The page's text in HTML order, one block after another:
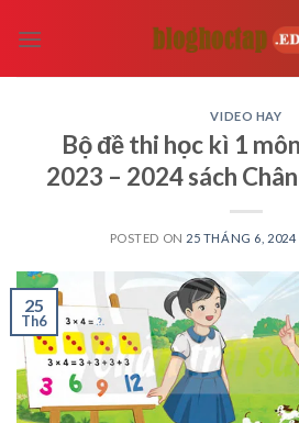
VIDEO HAY
Bộ đề thi học kì 1
2023 – 2024 sách
POSTED ON 25 THÁNG 6, 2024
25
Th6